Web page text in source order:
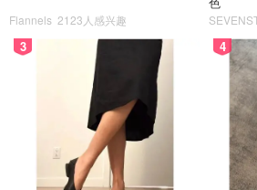
Beelink
Beelink算是相对老牌的实力派，产品
为核心，特别适合预算有限但追求性
海外市场积累了超高人气，尤其是
Flannels 2123人感兴趣
3 4